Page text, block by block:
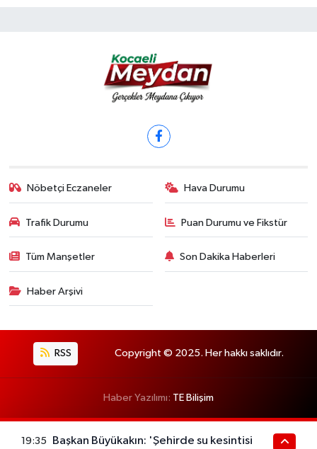
Nöbetçi Eczaneler Hava Durumu
Trafik Durumu Puan Durumu ve Fikstür
Tüm Manşetler Son Dakika Haberleri
Haber Arşivi
RSS Copyright © 2025. Her hakkı saklıdır.
Haber Yazılımı: TE Bilişim
19:35 Başkan Büyükakın: 'Şehirde su kesintisi